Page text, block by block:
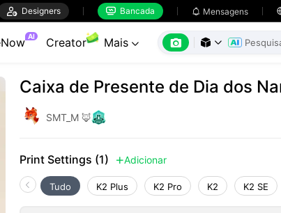
 Designers  Bancada  Mensagens
AI Creator Mais    
Caixa de Presente de Dia dos
SMT_M 🦊
Print Settings (1) Adicionar
Tudo K2 Plus K2 Pro K2 K2 SE